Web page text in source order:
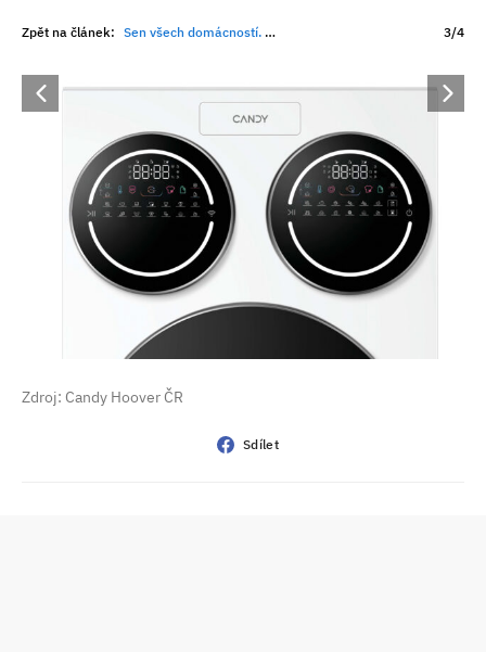
Zpět na článek: Sen všech domácností. Pračka, která zvládne tři praní najednou 3/4
Zdroj: Candy Hoover ČR
Sdílet